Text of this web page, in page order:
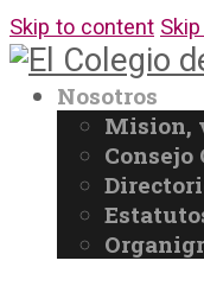
Skip to content
Nosotros
Mision,
Consejo